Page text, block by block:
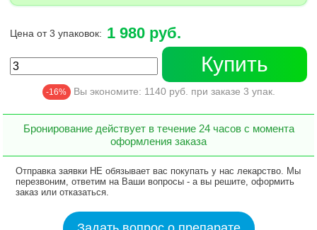
Цена от 3 упаковок: 1 980 руб.
Купить
-16% Вы экономите: 1140руб. при заказе 3 упак.
Бронирование действует в течение 24 часов с момента
оформления заказа
Отправка заявки НЕ обязывает вас покупать у нас лекарство. Мы
перезвоним, ответим на Ваши вопросы - а вы решите, оформить
заказ или отказаться.